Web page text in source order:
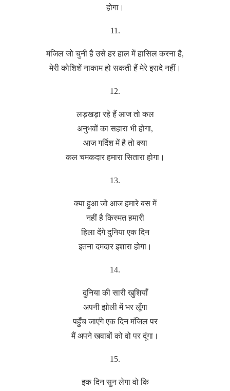
होगा।
11.
मंजिल जो चुनी है उसे हर हाल में हासिल करना है,
मेरी कोशिशें नाकाम हो सकती हैं मेरे इरादे नहीं।
12.
लड़खड़ा रहे हैं आज तो कल
अनुभवों का सहारा भी होगा,
आज गर्दिश में है तो क्या
कल चमकदार हमारा सितारा होगा।
13.
क्या हुआ जो आज हमारे बस में
नहीं है किस्मत हमारी
हिला देंगे दुनिया एक दिन
इतना दमदार इशारा होगा।
14.
दुनिया की सारी खुशियाँ
अपनी झोली में भर लूँगा
पहुँच जाएंगे एक दिन मंजिल पर
मैं अपने खवाबों को वो पर दूंगा।
15.
इक दिन सुन लेगा वो कि